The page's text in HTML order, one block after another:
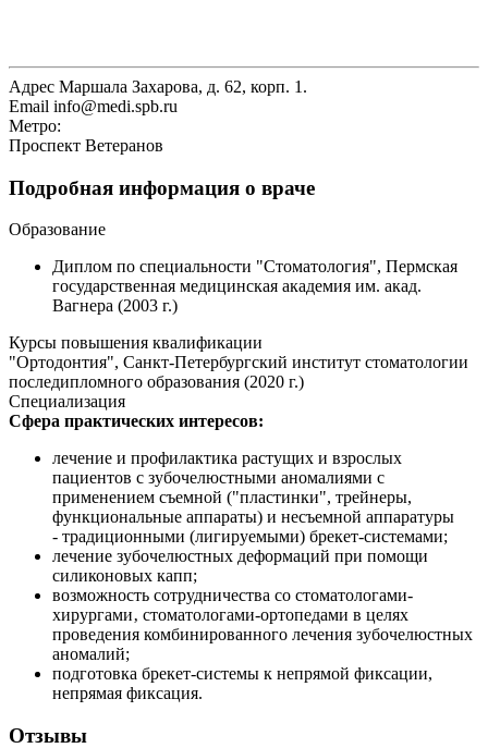
Адрес Маршала Захарова, д. 62, корп. 1.
Email info@medi.spb.ru
Метро:
Проспект Ветеранов
Подробная информация о враче
Образование
Диплом по специальности "Стоматология", Пермская
государственная медицинская академия им. акад.
Вагнера (2003 г.)
Курсы повышения квалификации
"Ортодонтия", Санкт-Петербургский институт стоматологии
последипломного образования (2020 г.)
Специализация
Сфера практических интересов:
лечение и профилактика растущих и взрослых
пациентов с зубочелюстными аномалиями с
применением съемной ("пластинки", трейнеры,
функциональные аппараты) и несъемной аппаратуры
- традиционными (лигируемыми) брекет-системами;
лечение зубочелюстных деформаций при помощи
силиконовых капп;
возможность сотрудничества со стоматологами-
хирургами‚ стоматологами-ортопедами в целях
проведения комбинированного лечения зубочелюстных
аномалий;
подготовка брекет-системы к непрямой фиксации,
непрямая фиксация.
Отзывы